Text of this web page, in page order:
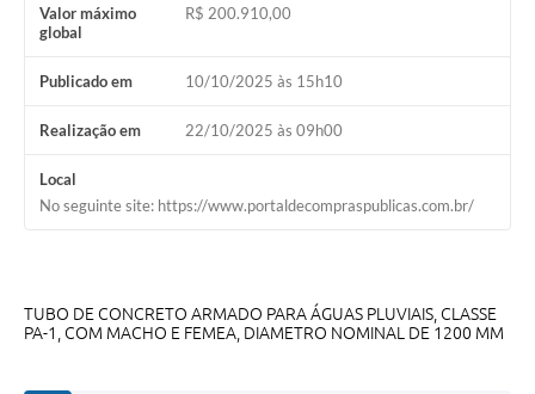
Galeria de Vídeos
Projetos
Links
R.H
Valor máximo
global
R$ 200.910,00
Publicado em 10/10/2025 às 15h10
Realização em 22/10/2025 às 09h00
Local
No seguinte site: https://www.portaldecompraspublicas.com.br/
TUBO DE CONCRETO ARMADO PARA ÁGUAS PLUVIAIS, CLASSE
PA-1, COM MACHO E FEMEA, DIAMETRO NOMINAL DE 1200 MM